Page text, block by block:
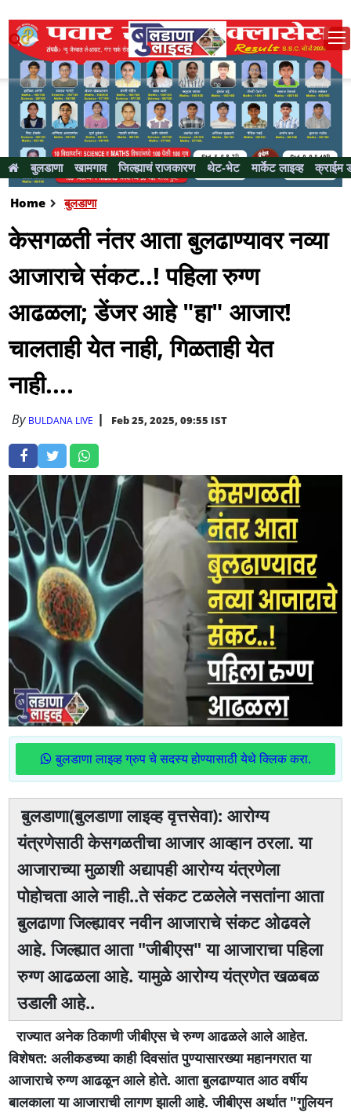
बुलडाणा खामगाव जिल्ह्याचं राजकारण थेट-भेट मार्केट लाइव्ह क्राईम
Home बुलडाणा
केसगळती नंतर आता बुलढाण्यावर नव्या
आजाराचे संकट..! पहिला रुग्ण
आढळला; डेंजर आहे "हा" आजार!
चालताही येत नाही, गिळताही येत
नाही....
By BULDANA LIVE Feb 25, 2025, 09:55 IST
बुलडाणा लाइव्ह ग्रुप चे सदस्य होण्यासाठी येथे क्लिक करा.
बुलडाणा(बुलडाणा लाइव्ह वृत्तसेवा): आरोग्य
यंत्रणेसाठी केसगळतीचा आजार आव्हान ठरला. या
आजाराच्या मुळाशी अद्यापही आरोग्य यंत्रणेला
पोहोचता आले नाही..ते संकट टळलेले नसतांना आता
बुलढाणा जिल्ह्यावर नवीन आजाराचे संकट ओढवले
आहे. जिल्ह्यात आता "जीबीएस" या आजाराचा पहिला
रुग्ण आढळला आहे. यामुळे आरोग्य यंत्रणेत खळबळ
उडाली आहे..
राज्यात अनेक ठिकाणी जीबीएस चे रुग्ण आढळले आले आहेत.
विशेषत: अलीकडच्या काही दिवसांत पुण्यासारख्या महानगरात या
आजाराचे रुग्ण आढळून आले होते. आता बुलढाण्यात आठ वर्षीय
बालकाला या आजाराची लागण झाली आहे. जीबीएस अर्थात "गुलियन